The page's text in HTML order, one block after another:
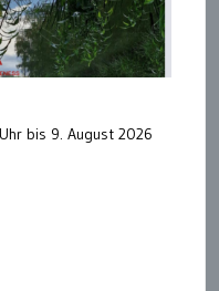
bis 9. August 2026